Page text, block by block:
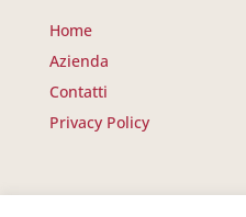
Home
Azienda
Contatti
Privacy Policy